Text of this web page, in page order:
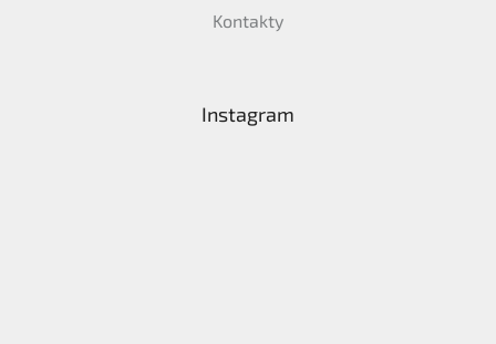
Kontakty
Instagram